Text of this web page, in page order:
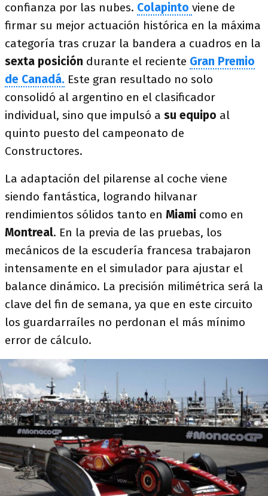
confianza por las nubes. Colapinto viene de
firmar su mejor actuación histórica en la máxima
categoría tras cruzar la bandera a cuadros en la
sexta posición durante el reciente Gran Premio
de Canadá. Este gran resultado no solo
consolidó al argentino en el clasificador
individual, sino que impulsó a su equipo al
quinto puesto del campeonato de
Constructores.
La adaptación del pilarense al coche viene
siendo fantástica, logrando hilvanar
rendimientos sólidos tanto en Miami como en
Montreal. En la previa de las pruebas, los
mecánicos de la escudería francesa trabajaron
intensamente en el simulador para ajustar el
balance dinámico. La precisión milimétrica será la
clave del fin de semana, ya que en este circuito
los guardarraíles no perdonan el más mínimo
error de cálculo.